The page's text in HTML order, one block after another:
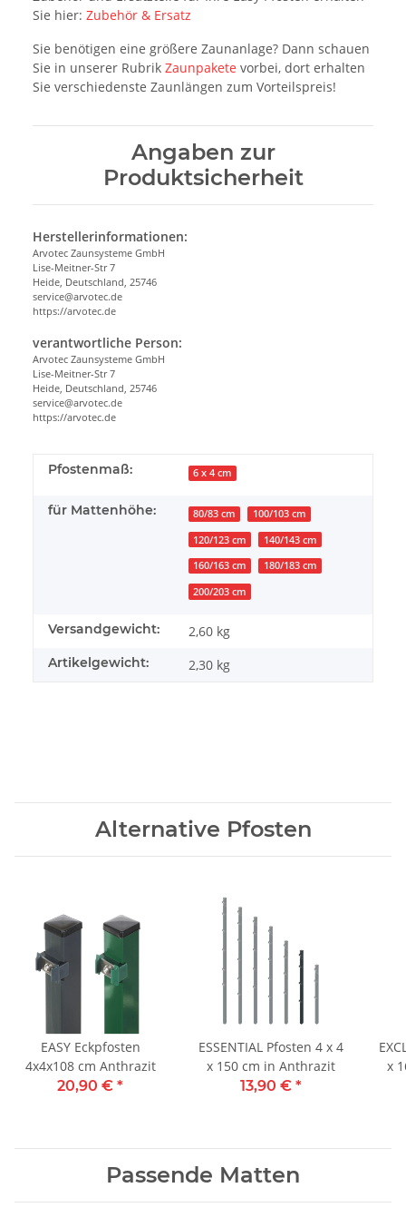
Sie hier: Zubehör & Ersatz
Sie benötigen eine größere Zaunanlage? Dann schauen
Sie in unserer Rubrik Zaunpakete vorbei, dort erhalten
Sie verschiedenste Zaunlängen zum Vorteilspreis!
Angaben zur
Produktsicherheit
Herstellerinformationen:
Arvotec Zaunsysteme GmbH
Lise-Meitner-Str 7
Heide, Deutschland, 25746
service@arvotec.de
https://arvotec.de
verantwortliche Person:
Arvotec Zaunsysteme GmbH
Lise-Meitner-Str 7
Heide, Deutschland, 25746
service@arvotec.de
https://arvotec.de
Pfostenmaß: 6 x 4 cm
für Mattenhöhe: 80/83 cm 100/103 cm
120/123 cm 140/143 cm
160/163 cm 180/183 cm
200/203 cm
Versandgewicht: 2,60 kg
Artikelgewicht: 2,30 kg
Alternative Pfosten
EASY Eckpfosten
4x4x108 cm Anthrazit
20,90 € *
ESSENTIAL Pfosten 4 x 4
x 150 cm in Anthrazit
13,90 € *
x
Passende Matten